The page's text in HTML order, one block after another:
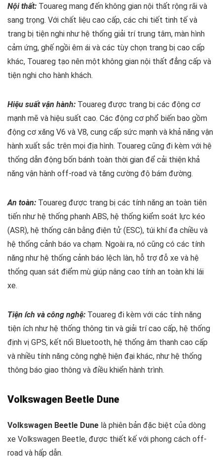
Nội thất: Touareg mang đến không gian nội thất rộng rãi và
sang trọng. Với chất liệu cao cấp, các chi tiết tinh tế và
trang bị tiện nghi như hệ thống giải trí trung tâm, màn hình
cảm ứng, ghế ngồi êm ái và các tùy chọn trang bị cao cấp
khác, Touareg tạo nên một không gian nội thất đẳng cấp và
tiện nghi cho hành khách.
Hiệu suất vận hành: Touareg được trang bị các động cơ
mạnh mẽ và hiệu suất cao. Các động cơ phổ biến bao gồm
động cơ xăng V6 và V8, cung cấp sức mạnh và khả năng vận
hành xuất sắc trên mọi địa hình. Touareg cũng đi kèm với hệ
thống dẫn động bốn bánh toàn thời gian để cải thiện khả
năng vận hành off-road và tăng cường độ bám đường.
An toàn: Touareg được trang bị các tính năng an toàn tiên
tiến như hệ thống phanh ABS, hệ thống kiểm soát lực kéo
(ASR), hệ thống cân bằng điện tử (ESC), túi khí đa chiều và
hệ thống cảnh báo va chạm. Ngoài ra, nó cũng có các tính
năng như hệ thống cảnh báo lệch làn, hỗ trợ đỗ xe và hệ
thống quan sát điểm mù giúp nâng cao tính an toàn khi lái
xe.
Tiện ích và công nghệ: Touareg đi kèm với các tính năng
tiện ích như hệ thống thông tin và giải trí cao cấp, hệ thống
định vị GPS, kết nối Bluetooth, hệ thống âm thanh cao cấp
và nhiều tính năng công nghệ hiện đại khác, như hệ thống
thông báo giao thông và điều khiển hành trình.
Volkswagen Beetle Dune
Volkswagen Beetle Dune là phiên bản đặc biệt của dòng
xe Volkswagen Beetle, được thiết kế với phong cách off-
road và hấp dẫn.